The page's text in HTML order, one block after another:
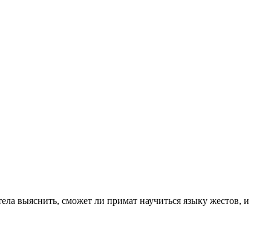
выяснить, сможет ли примат научиться языку жестов, и